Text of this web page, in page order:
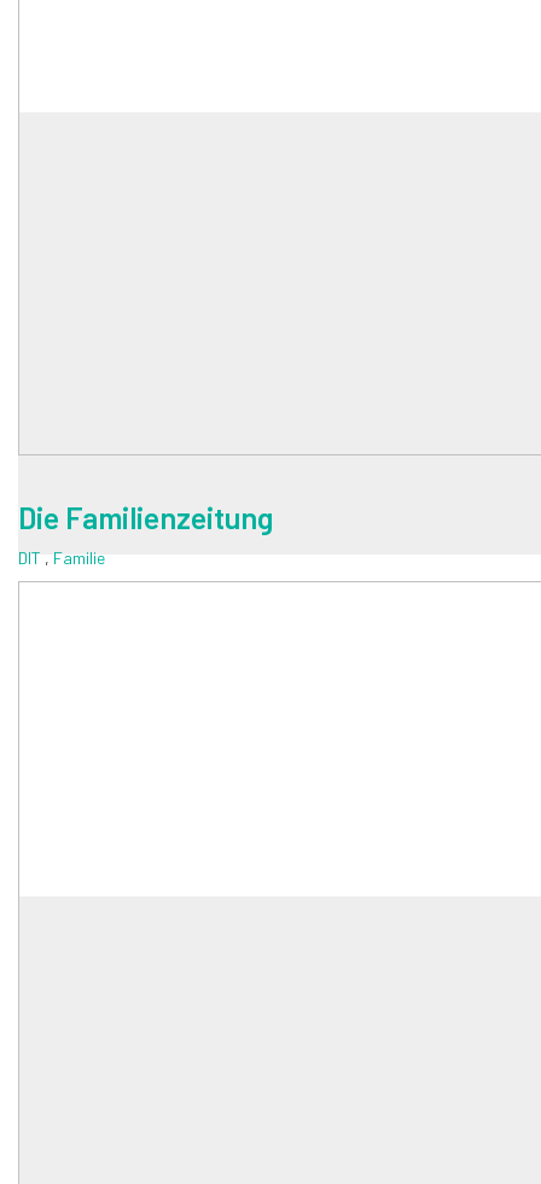
Die Familienzeitung
DIT , Familie